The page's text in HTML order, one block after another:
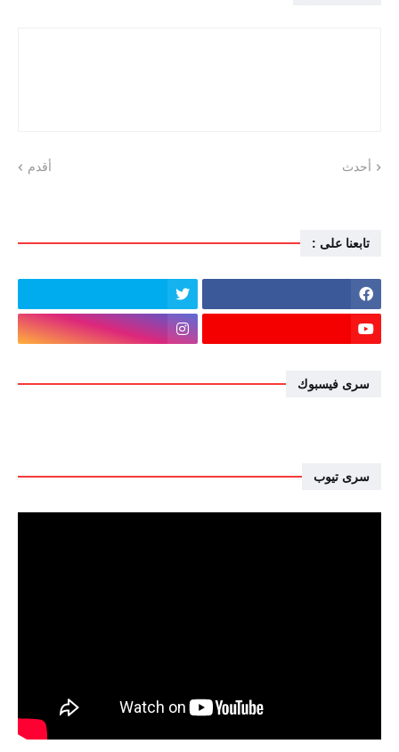
أحدث أقدم
تابعنا على :
سرى فيسبوك
سرى تيوب